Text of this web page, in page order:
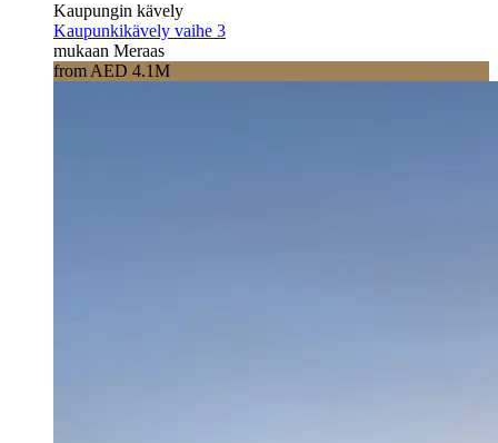
Kaupungin kävely
Kaupunkikävely vaihe 3
mukaan Meraas
from AED 4.1M